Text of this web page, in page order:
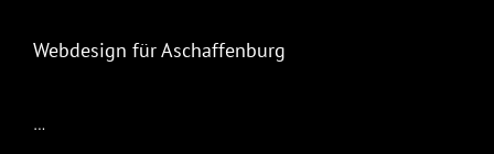
Webdesign für Aschaffenburg
…